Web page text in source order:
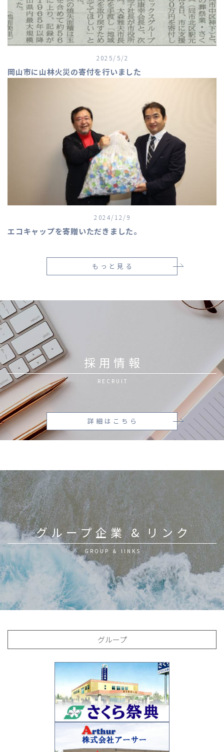
2025/5/2
岡山市に山林火災の寄付を行いました
2024/12/9
エコキャップを寄贈いただきました。
もっと見る
採用情報
RECRUIT
詳細はこちら
グループ企業 & リンク
GROUP ＆ lINKS
グループ